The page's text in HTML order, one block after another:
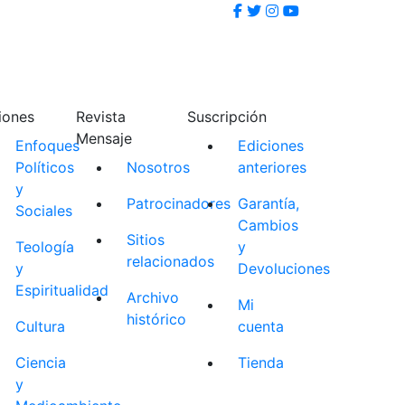
Enfoques
Políticos
y
Sociales
Teología
y
Espiritualidad
Cultura
Ciencia
y
Revista
Mensaje
Nosotros
Patrocinadores
Sitios
relacionados
Archivo
histórico
Suscripción
Ediciones
anteriores
Garantía,
Cambios
y
Devoluciones
Mi
cuenta
Tienda